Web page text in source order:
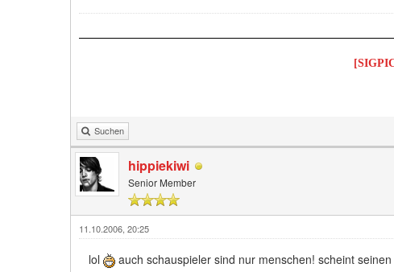
Suchen
hippiekiwi
Senior Member
11.10.2006, 20:25
lol auch schauspieler sind nur menschen! scheint